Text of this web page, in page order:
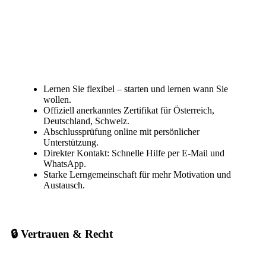
Lernen Sie flexibel – starten und lernen wann Sie
wollen.
Offiziell anerkanntes Zertifikat für Österreich,
Deutschland, Schweiz.
Abschlussprüfung online mit persönlicher
Unterstützung.
Direkter Kontakt: Schnelle Hilfe per E-Mail und
WhatsApp.
Starke Lerngemeinschaft für mehr Motivation und
Austausch.
🔒 Vertrauen & Recht